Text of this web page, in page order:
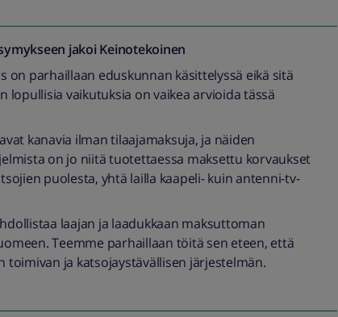
jakoi Keinotekoinen
on parhaillaan eduskunnan käsittelyssä eikä sitä
lopullisia vaikutuksia on vaikea arvioida tässä
kanavia ilman tilaajamaksuja, ja näiden
on jo niitä tuotettaessa maksettu korvaukset
puolesta, yhtä lailla kaapeli- kuin antenni-tv-
laajan ja laadukkaan maksuttoman
Teemme parhaillaan töitä sen eteen, että
toimivan ja katsojaystävällisen järjestelmän.